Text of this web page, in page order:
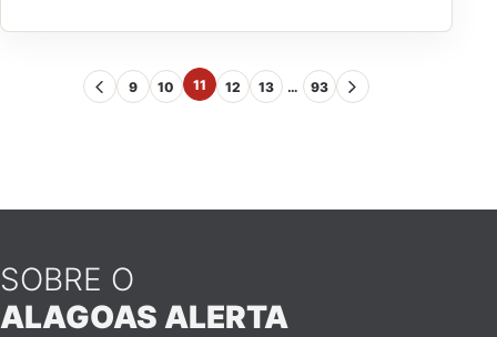
9 10 11 12 13 … 93
SOBRE O
ALAGOAS ALERTA